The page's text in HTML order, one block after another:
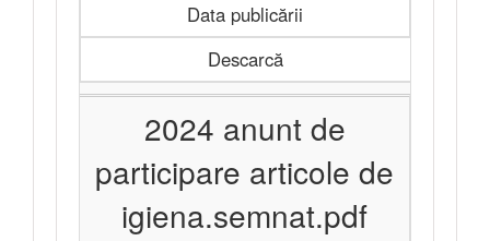
Data publicării
Descarcă
2024 anunt de
participare articole de
igiena.semnat.pdf